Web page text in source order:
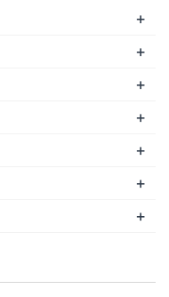
+
+
+
+
+
+
+